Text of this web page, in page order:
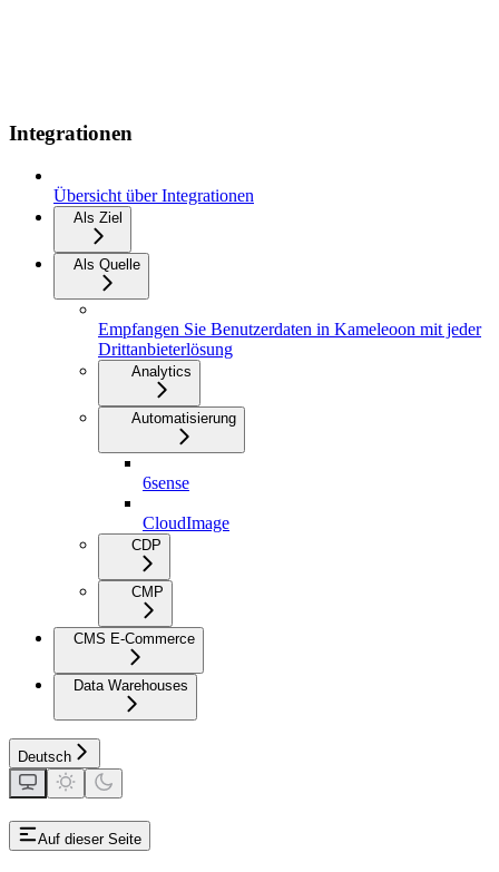
Integrationen
Übersicht über Integrationen
Als Ziel
Als Quelle
Empfangen Sie Benutzerdaten in Kameleoon mit jeder
Drittanbieterlösung
Analytics
Automatisierung
6sense
CloudImage
CDP
CMP
CMS E-Commerce
Data Warehouses
Deutsch
Auf dieser Seite